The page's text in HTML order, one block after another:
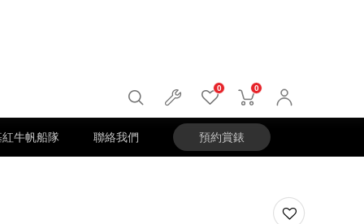
0 0
牛帆船隊 聯絡我們 預約賞錶